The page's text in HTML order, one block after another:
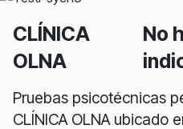
CLÍNICA
OLNA
No
Pruebas psicotécnicas
CLÍNICA OLNA ubicado